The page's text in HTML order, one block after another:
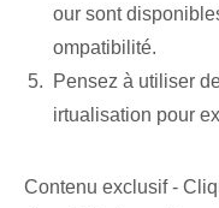
our sont
ompatibilité.
Pensez à utiliser
irtualisation pour
Contenu exclusif -